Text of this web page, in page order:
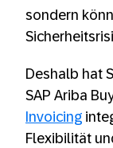
sondern
Deshalb hat
SAP Ariba
Invoicing
Flexibilität